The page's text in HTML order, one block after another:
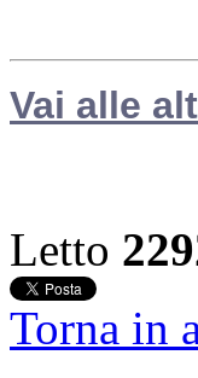
Vai alle
Letto
Torna in